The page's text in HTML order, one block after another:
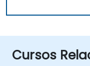
Cursos